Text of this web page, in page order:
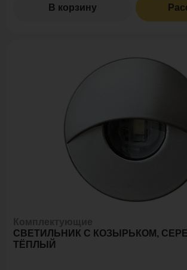
В корзину
СВЕТИЛЬНИК С КОЗЫРЬКОМ,
ТЁПЛЫЙ